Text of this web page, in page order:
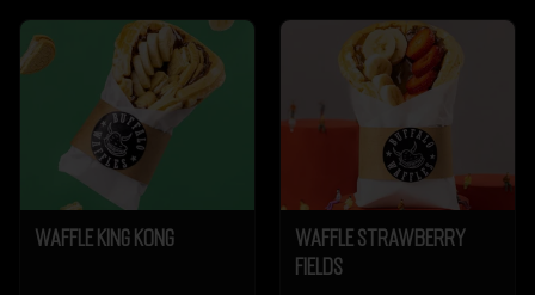
Waffle King Kong
Waffle Strawberry
Fields